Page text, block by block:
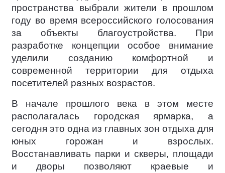
пространства выбрали жители в прошлом
году во время всероссийского голосования
за объекты благоустройства. При
разработке концепции особое внимание
уделили созданию комфортной и
современной территории для отдыха
посетителей разных возрастов.
В начале прошлого века в этом месте
располагалась городская ярмарка, а
сегодня это одна из главных зон отдыха для
юных горожан и взрослых.
Восстанавливать парки и скверы, площади
и дворы позволяют краевые и